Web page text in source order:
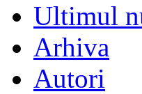
Ultimul
Arhiva
Autori